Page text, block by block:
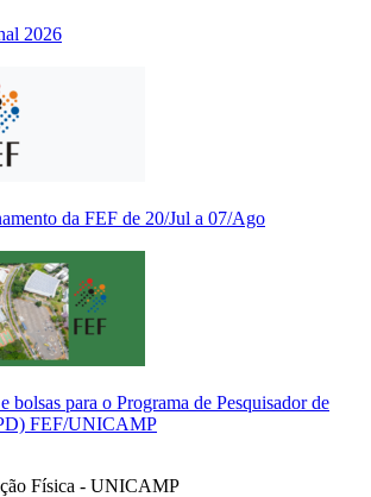
2026
da FEF de 20/Jul a 07/Ago
bolsas para o Programa de Pesquisador de
FEF/UNICAMP
Física - UNICAMP